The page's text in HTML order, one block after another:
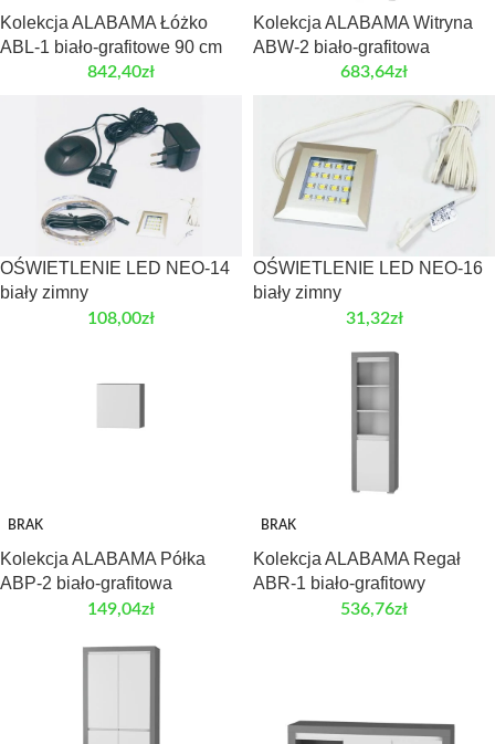
Kolekcja ALABAMA Łóżko
ABL-1 biało-grafitowe 90 cm
842,40zł
Kolekcja ALABAMA Witryna
ABW-2 biało-grafitowa
683,64zł
OŚWIETLENIE LED NEO-14
biały zimny
108,00zł
OŚWIETLENIE LED NEO-16
biały zimny
31,32zł
BRAK
Kolekcja ALABAMA Półka
ABP-2 biało-grafitowa
149,04zł
BRAK
Kolekcja ALABAMA Regał
ABR-1 biało-grafitowy
536,76zł